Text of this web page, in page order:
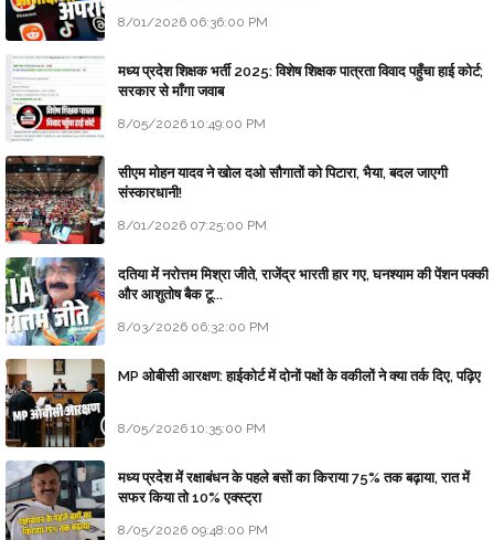
8/01/2026 06:36:00 PM
मध्य प्रदेश शिक्षक भर्ती 2025: विशेष शिक्षक पात्रता विवाद पहुँचा हाई कोर्ट;
सरकार से माँगा जवाब
8/05/2026 10:49:00 PM
सीएम मोहन यादव ने खोल दओ सौगातों को पिटारा, भैया, बदल जाएगी
संस्कारधानी!
8/01/2026 07:25:00 PM
दतिया में नरोत्तम मिश्रा जीते, राजेंद्र भारती हार गए, घनश्याम की पेंशन पक्की
और आशुतोष बैक टू...
8/03/2026 06:32:00 PM
MP ओबीसी आरक्षण: हाईकोर्ट में दोनों पक्षों के वकीलों ने क्या तर्क दिए, पढ़िए
8/05/2026 10:35:00 PM
मध्य प्रदेश में रक्षाबंधन के पहले बसों का किराया 75% तक बढ़ाया, रात में
सफर किया तो 10% एक्स्ट्रा
8/05/2026 09:48:00 PM